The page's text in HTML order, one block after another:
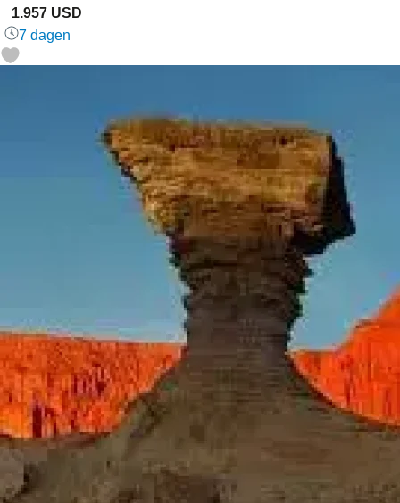
1.957 USD
7 dagen